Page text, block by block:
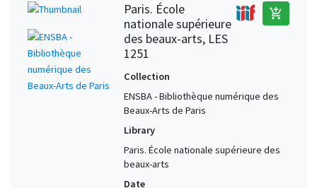
Paris. École
nationale supérieure
des beaux-arts, LES
1251
add_shopping_cart
Collection
ENSBA - Bibliothèque numérique des
Beaux-Arts de Paris
Library
Paris. École nationale supérieure des
beaux-arts
Date